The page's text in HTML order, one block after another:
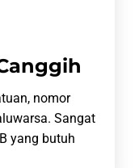
nomor
Sangat
yang butuh